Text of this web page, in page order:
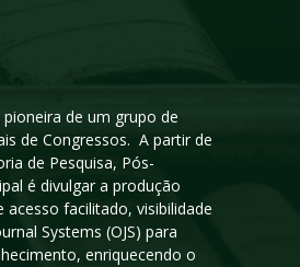
de um grupo de
de Congressos. A partir de
de Pesquisa, Pós-
é divulgar a produção
facilitado, visibilidade
Systems (OJS) para
enriquecendo o